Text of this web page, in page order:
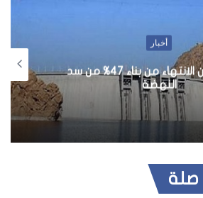
أخبار
إثيوبيا تعلن الانتهاء من بناء 47% من سد
النهضة
صلة